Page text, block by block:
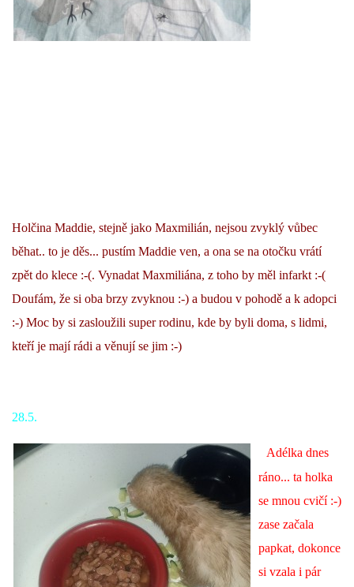
Holčina Maddie, stejně jako Maxmilián, nejsou zvyklý vůbec
běhat.. to je děs... pustím Maddie ven, a ona se na otočku vrátí
zpět do klece :-(. Vynadat Maxmiliána, z toho by měl infarkt :-(
Doufám, že si oba brzy zvyknou :-) a budou v pohodě a k adopci
:-) Moc by si zasloužili super rodinu, kde by byli doma, s lidmi,
kteří je mají rádi a věnují se jim :-)
28.5.
Adélka dnes
ráno... ta holka
se mnou cvičí :-)
zase začala
papkat, dokonce
si vzala i pár